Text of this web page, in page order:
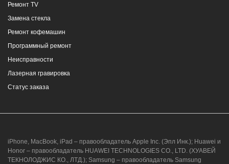
Ремонт TV
Замена стекла
Ремонт кофемашин
Программный ремонт
Неисправности
Лазерная гравировка
Статус заказа
iPhone, MacBook, iPad – правообладатель Apple Inc. (Эпл Инк.); Huawei и
Honor – правообладатель HUAWEI TECHNOLOGIES CO., LTD. (ХУАВЕЙ
ТЕКНОЛОДЖИС КО., ЛТД.); Samsung – правообладатель Samsung